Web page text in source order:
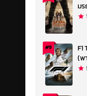
ม
#9
F1
(พ